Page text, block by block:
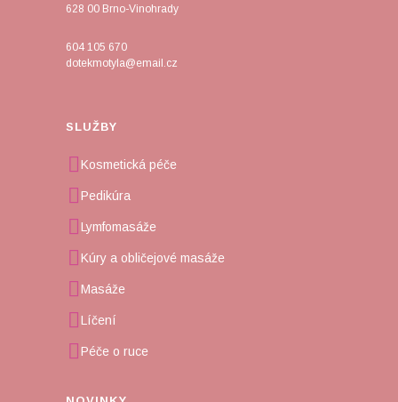
628 00 Brno-Vinohrady
604 105 670
dotekmotyla@email.cz
SLUŽBY
Kosmetická péče
Pedikúra
Lymfomasáže
Kúry a obličejové masáže
Masáže
Líčení
Péče o ruce